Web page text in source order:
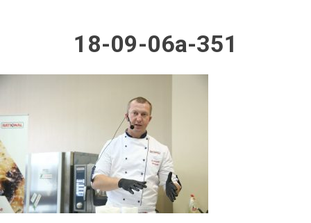
18-09-06a-351